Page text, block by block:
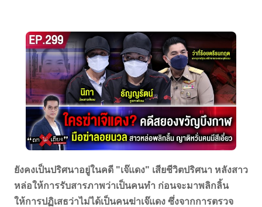
ยังคงเป็นปริศนาอยู่ในคดี "เจ๊แดง" เสียชีวิตปริศนา หลังสาว
หล่อให้การรับสารภาพว่าเป็นคนทำ ก่อนจะมาพลิกลิ้น
ให้การปฏิเสธว่าไม่ได้เป็นคนฆ่าเจ๊แดง ซึ่งจากการตรวจ